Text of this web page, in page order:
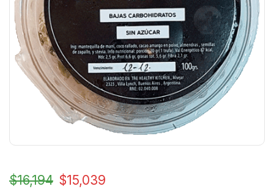
$16,194 $15,039